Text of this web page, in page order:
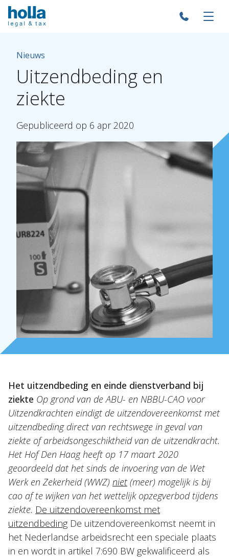
Onze mensen
Expertises
Internationaal
Nieuws
NL EN DE
Nieuws
Uitzendbeding en
ziekte
Gepubliceerd op 6 apr 2020
Het uitzendbeding en einde dienstverband bij
ziekte Op grond van de ABU- en NBBU-CAO voor
Uitzendkrachten eindigt de uitzendovereenkomst met
uitzendbeding direct van rechtswege in geval van
ziekte of arbeidsongeschiktheid van de uitzendkracht.
Het Hof Den Haag heeft op 17 maart 2020
geoordeeld dat het sinds de invoering van de Wet
Werk en Zekerheid (WWZ) niet (meer) mogelijk is bij
cao af te wijken van het wettelijk opzegverbod tijdens
ziekte. De uitzendovereenkomst met
uitzendbeding De uitzendovereenkomst neemt in
het Nederlandse arbeidsrecht een speciale plaats
in en wordt in artikel 7:690 BW gekwalificeerd als